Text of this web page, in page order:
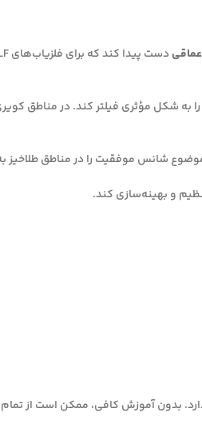
را به شکل مؤثری فیلتر کند. در مناطق
بدون آموزش کافی، ممکن است از